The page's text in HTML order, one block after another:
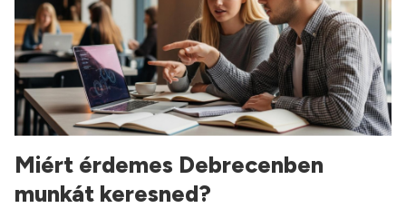
Miért érdemes Debrecenben
munkát keresned?